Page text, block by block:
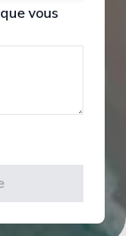
note
cultural
of
vous